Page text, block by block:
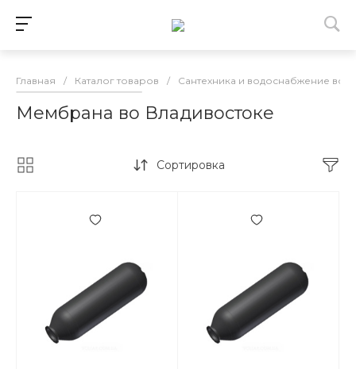
Главная / Каталог товаров / Сантехника и водоснабжение во
Мембрана во Владивостоке
Сортировка